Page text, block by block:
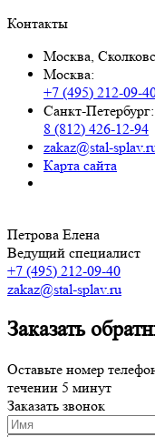
Контакты
Москва,
Москва:
+7 (495) 212-09-
Санкт-Петербург:
8 (812) 426-12-94
zakaz@stal-
Карта сайта
Петрова Елена
Ведущий специалист
+7 (495) 212-09-40
zakaz@stal-splav.ru
Заказать
Оставьте номер
течении 5 минут
Заказать звонок